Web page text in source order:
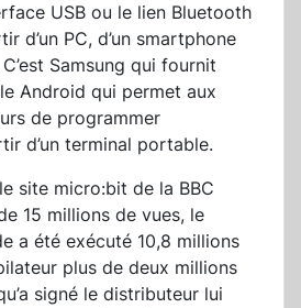
USB ou le lien Bluetooth
d’un PC, d’un smartphone
Samsung qui fournit
Android qui permet aux
de programmer
d’un terminal portable.
site micro:bit de la BBC
15 millions de vues, le
a été exécuté 10,8 millions
plus de deux millions
signé le distributeur lui